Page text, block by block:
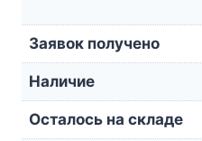
Заявок получено
Наличие
Осталось на складе